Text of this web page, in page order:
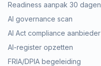
Readiness aanpak 30 dagen
AI governance scan
AI Act compliance aanbieder
AI-register opzetten
FRIA/DPIA begeleiding